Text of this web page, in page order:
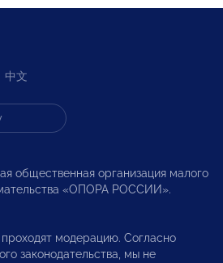
中文
общественная организация малого
«ОПОРА РОССИИ».
модерацию. Согласно
законодательства, мы не